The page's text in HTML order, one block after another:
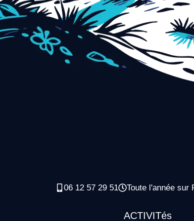
06 12 57 29 51 Toute l'année sur
ACTIVITés